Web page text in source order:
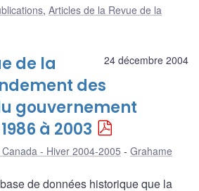
, Articles de la Revue de la
24 décembre 2004
de la
des
gouvernement
à 2003
- Hiver 2004-2005
Grahame
de données historique que la